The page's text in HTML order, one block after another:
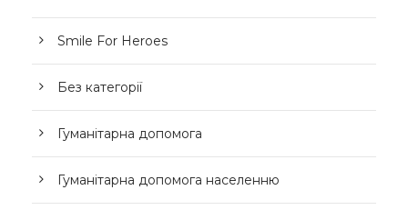
Smile For Heroes
Без категорії
Гуманітарна допомога
Гуманітарна допомога населенню